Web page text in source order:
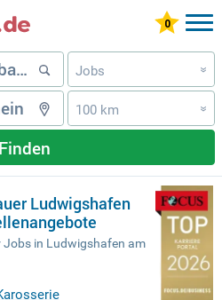
Jobs »
100 km »
Finden
Ludwigshafen
Jobs in Ludwigshafen am